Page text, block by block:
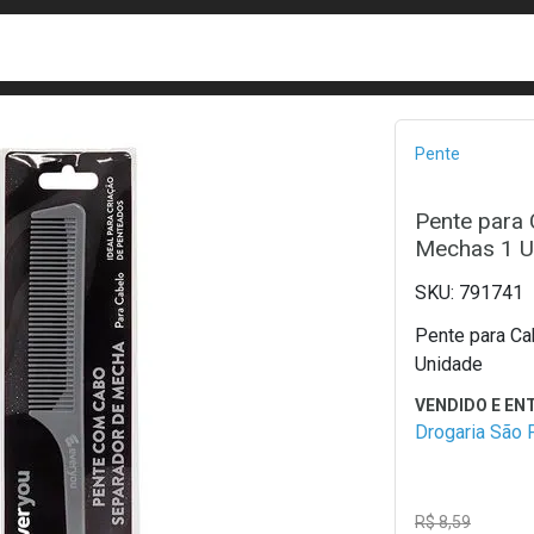
Pente
Pente para
Mechas 1
791741
Pente para
Unidade
Drogaria São
R$ 8,59